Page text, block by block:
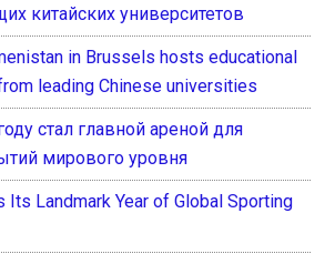
китайских университетов
in Brussels hosts educational
leading Chinese universities
стал главной ареной для
мирового уровня
Its Landmark Year of Global Sporting